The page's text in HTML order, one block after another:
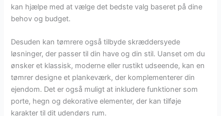
kan hjælpe med at vælge det bedste valg baseret på dine
behov og budget.
Desuden kan tømrere også tilbyde skræddersyede
løsninger, der passer til din have og din stil. Uanset om du
ønsker et klassisk, moderne eller rustikt udseende, kan en
tømrer designe et plankeværk, der komplementerer din
ejendom. Det er også muligt at inkludere funktioner som
porte, hegn og dekorative elementer, der kan tilføje
karakter til dit udendørs rum.